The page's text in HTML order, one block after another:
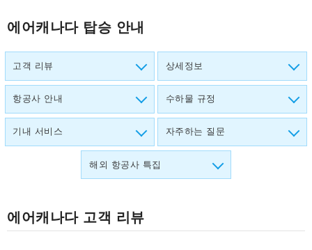
에어캐나다 탑승 안내
고객 리뷰 상세정보
항공사 안내 수하물 규정
기내 서비스 자주하는 질문
해외 항공사 특집
에어캐나다고객 리뷰